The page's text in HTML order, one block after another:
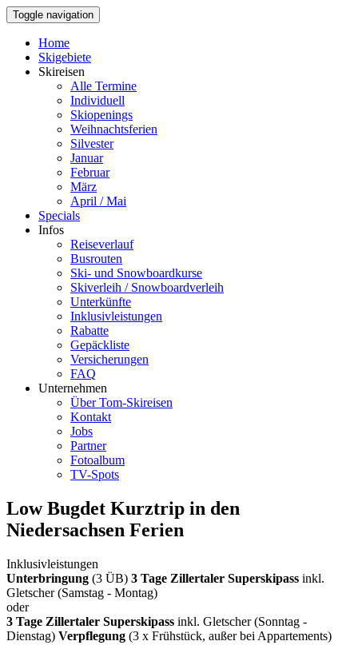
Toggle navigation
Home
Skigebiete
Skireisen
Alle Termine
Individuell
Skiopenings
Weihnachtsferien
Silvester
Januar
Februar
März
April / Mai
Specials
Infos
Reiseverlauf
Busrouten
Ski- und Snowboardkurse
Skiverleih / Snowboardverleih
Unterkünfte
Inklusivleistungen
Rabatte
Gepäckliste
Versicherungen
FAQ
Unternehmen
Über Tom-Skireisen
Kontakt
Jobs
Partner
Fotoalbum
TV-Spots
Low Bugdet Kurztrip in den
Niedersachsen Ferien
Inklusivleistungen
Unterbringung (3 ÜB) 3 Tage Zillertaler Superskipass inkl.
Gletscher (Samstag - Montag)
oder
3 Tage Zillertaler Superskipass inkl. Gletscher (Sonntag -
Dienstag) Verpflegung (3 x Frühstück, außer bei Appartements)